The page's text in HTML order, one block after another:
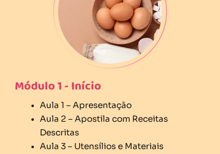
Módulo 1 - Início
Aula 1 – Apresentação
Aula 2 – Apostila com Receitas
Descritas
Aula 3 – Utensílios e Materiais